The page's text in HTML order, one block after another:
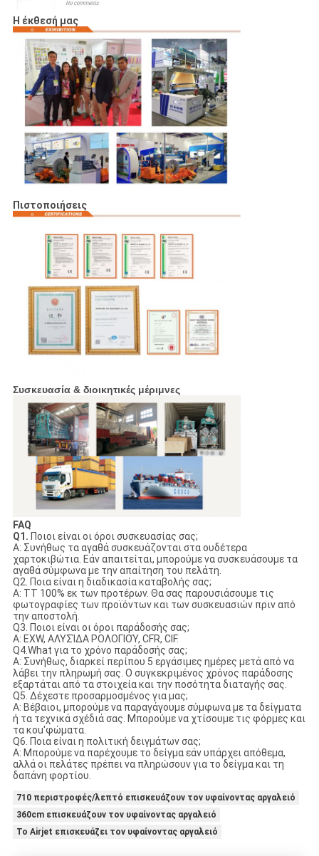
Η έκθεσή μας
Πιστοποιήσεις
Συσκευασία & διοικητικές μέριμνες
FAQ
Q1. Ποιοι είναι οι όροι συσκευασίας σας;
Α: Συνήθως τα αγαθά συσκευάζονται στα ουδέτερα
χαρτοκιβώτια. Εάν απαιτείται, μπορούμε να συσκευάσουμε τα
αγαθά σύμφωνα με την απαίτηση του πελάτη.
Q2. Ποια είναι η διαδικασία καταβολής σας;
Α: TT 100% εκ των προτέρων. Θα σας παρουσιάσουμε τις
φωτογραφίες των προϊόντων και των συσκευασιών πριν από
την αποστολή.
Q3. Ποιοι είναι οι όροι παράδοσής σας;
Α: EXW, ΑΛΥΣΊΔΑ ΡΟΛΟΓΙΟΎ, CFR, CIF.
Q4.What για το χρόνο παράδοσής σας;
Α: Συνήθως, διαρκεί περίπου 5 εργάσιμες ημέρες μετά από να
λάβει την πληρωμή σας. Ο συγκεκριμένος χρόνος παράδοσης
εξαρτάται από τα στοιχεία και την ποσότητα διαταγής σας.
Q5. Δέχεστε προσαρμοσμένος για μας;
Α: Βέβαιοι, μπορούμε να παραγάγουμε σύμφωνα με τα δείγματα
ή τα τεχνικά σχέδιά σας. Μπορούμε να χτίσουμε τις φόρμες και
τα κοu'φώματα.
Q6. Ποια είναι η πολιτική δειγμάτων σας;
Α: Μπορούμε να παρέχουμε το δείγμα εάν υπάρχει απόθεμα,
αλλά οι πελάτες πρέπει να πληρώσουν για το δείγμα και τη
δαπάνη φορτίου.
710 περιστροφές/λεπτό επισκευάζουν τον υφαίνοντας αργαλειό
360cm επισκευάζουν τον υφαίνοντας αργαλειό
Το Airjet επισκευάζει τον υφαίνοντας αργαλειό